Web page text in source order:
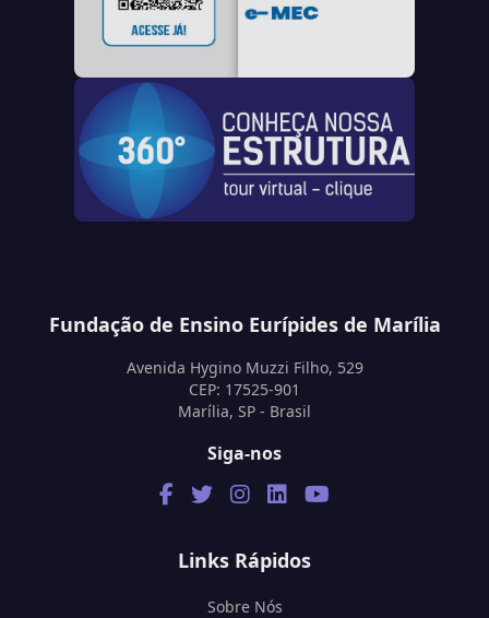
Fundação de Ensino Eurípides de Marília
Avenida Hygino Muzzi Filho, 529
CEP: 17525-901
Marília, SP - Brasil
Siga-nos
Links Rápidos
Sobre Nós